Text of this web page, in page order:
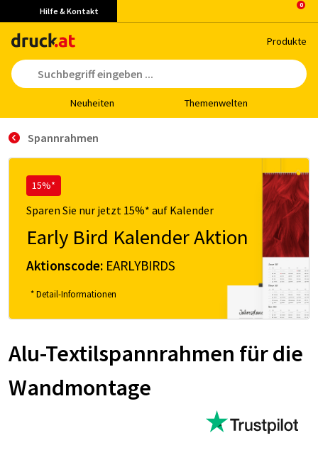
Hilfe & Kontakt
Pro­duk­te
Neu­hei­ten The­men­wel­ten
Spannrahmen
15%*
Sparen Sie nur jetzt 15%* auf Kalender
Early Bird Kalender Aktion
Aktionscode: EARLYBIRDS
* Detail-Informationen
Alu-Textilspannrahmen für die
Wandmontage